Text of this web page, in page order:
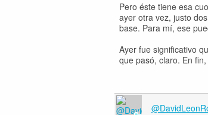
Pero éste tiene esa
ayer otra vez, justo
base. Para mí, ese
Ayer fue significativo
que pasó, claro. En